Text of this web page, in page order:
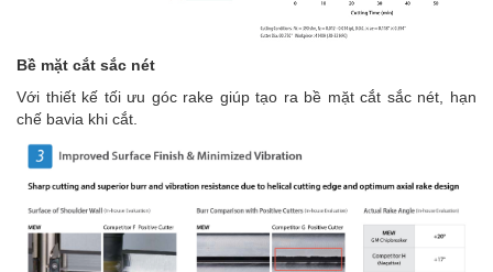
Bề mặt cắt sắc nét
Với thiết kế tối ưu góc rake giúp tạo ra bề mặt cắt sắc nét, hạn
chế bavia khi cắt.